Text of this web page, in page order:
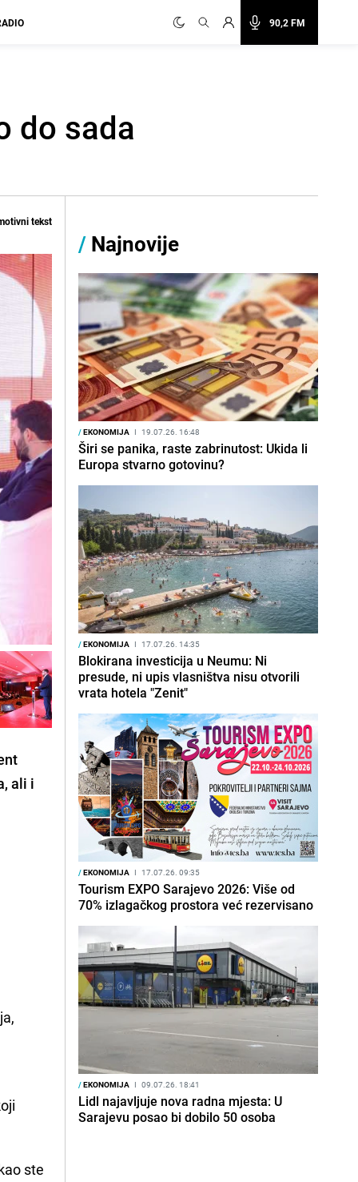
90,2 FM
do sada
tekst
ali i
ste
/ Najnovije
/EKONOMIJA I 19.07.26. 16:48
Širi se panika, raste zabrinutost: Ukida li
Europa stvarno gotovinu?
/EKONOMIJA I 17.07.26. 14:35
Blokirana investicija u Neumu: Ni
presude, ni upis vlasništva nisu otvorili
vrata hotela "Zenit"
/EKONOMIJA I 17.07.26. 09:35
Tourism EXPO Sarajevo 2026: Više od
70% izlagačkog prostora već rezervisano
/EKONOMIJA I 09.07.26. 18:41
Lidl najavljuje nova radna mjesta: U
Sarajevu posao bi dobilo 50 osoba